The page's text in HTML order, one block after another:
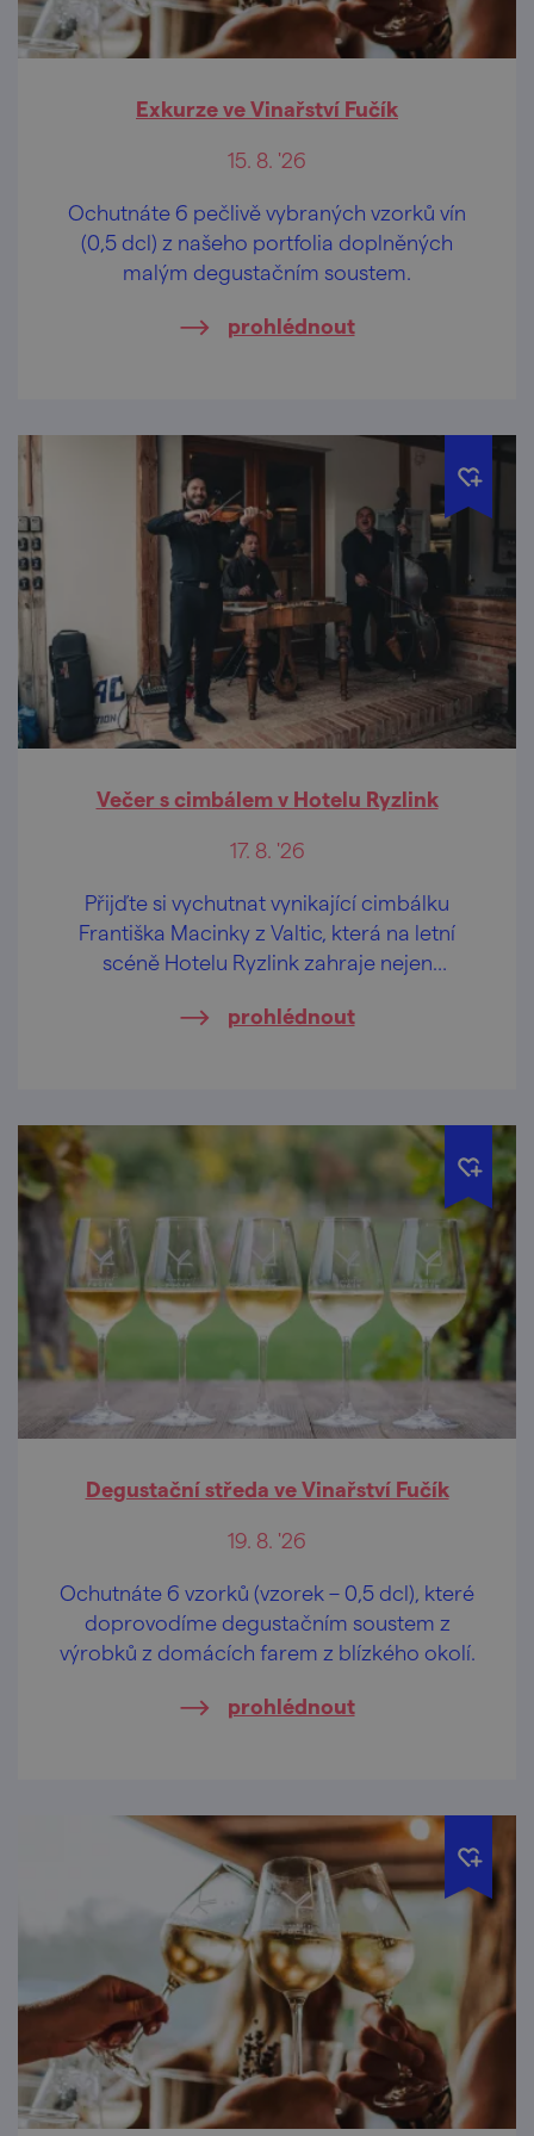
Exkurze ve Vinařství Fučík
15. 8. '26
Ochutnáte 6 pečlivě vybraných vzorků vín
(0,5 dcl) z našeho portfolia doplněných
malým degustačním soustem.
prohlédnout
Večer s cimbálem v Hotelu Ryzlink
17. 8. '26
Přijďte si vychutnat vynikající cimbálku
Františka Macinky z Valtic, která na letní
scéně Hotelu Ryzlink zahraje nejen
prohlédnout
Degustační středa ve Vinařství Fučík
19. 8. '26
Ochutnáte 6 vzorků (vzorek – 0,5 dcl), které
doprovodíme degustačním soustem z
výrobků z domácích farem z blízkého okolí.
prohlédnout